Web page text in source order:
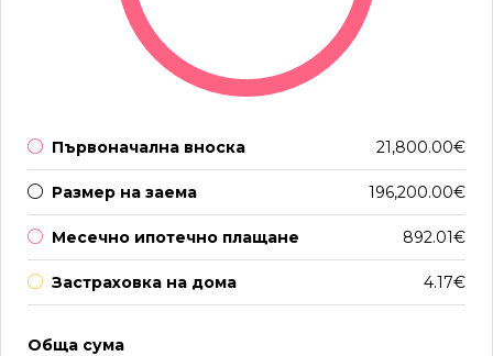
Първоначална вноска 21,800.00€
Размер на заема 196,200.00€
Месечно ипотечно плащане 892.01€
Застраховка на дома 4.17€
Обща сума